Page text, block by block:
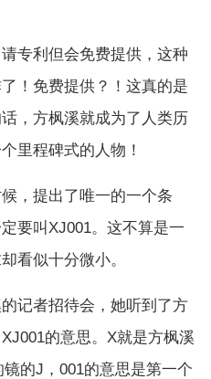
专利但会免费提供，这种
！免费提供？！这真的是
，方枫溪就成为了人类历
里程碑式的人物！
，提出了唯一的一个条
要叫XJ001。这不算是一
看似十分微小。
记者招待会，她听到了方
的意思。X就是方枫溪
的J，001的意思是第一个